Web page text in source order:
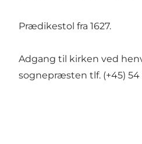
Prædikestol fra 1627.
Adgang til kirken ved
sognepræsten tlf. (+45) 54